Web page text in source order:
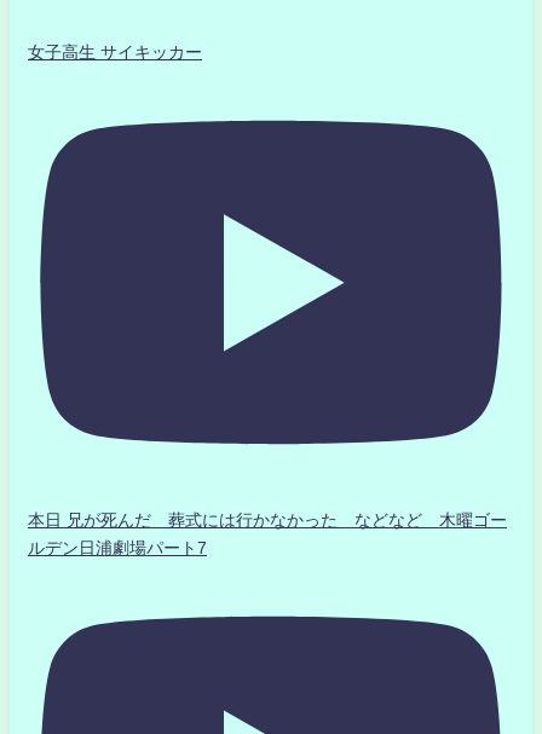
女子高生 サイキッカー
本日 兄が死んだ 葬式には行かなかった などなど 木曜ゴー
ルデン日浦劇場パート7